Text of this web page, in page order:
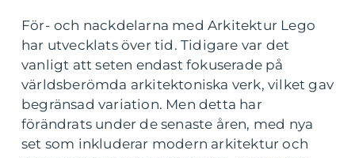
För- och nackdelarna med Arkitektur Lego
har utvecklats över tid. Tidigare var det
vanligt att seten endast fokuserade på
världsberömda arkitektoniska verk, vilket gav
begränsad variation. Men detta har
förändrats under de senaste åren, med nya
set som inkluderar modern arkitektur och